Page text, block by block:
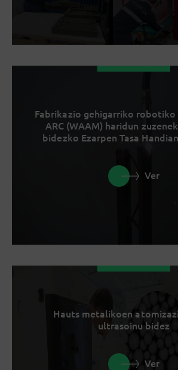
Fabrikazio gehigarriko robotiko
ARC (WAAM) haridun
bidezko Ezarpen Tasa
Ver
Hauts metalikoen
ultrasoinu bidez
Ver